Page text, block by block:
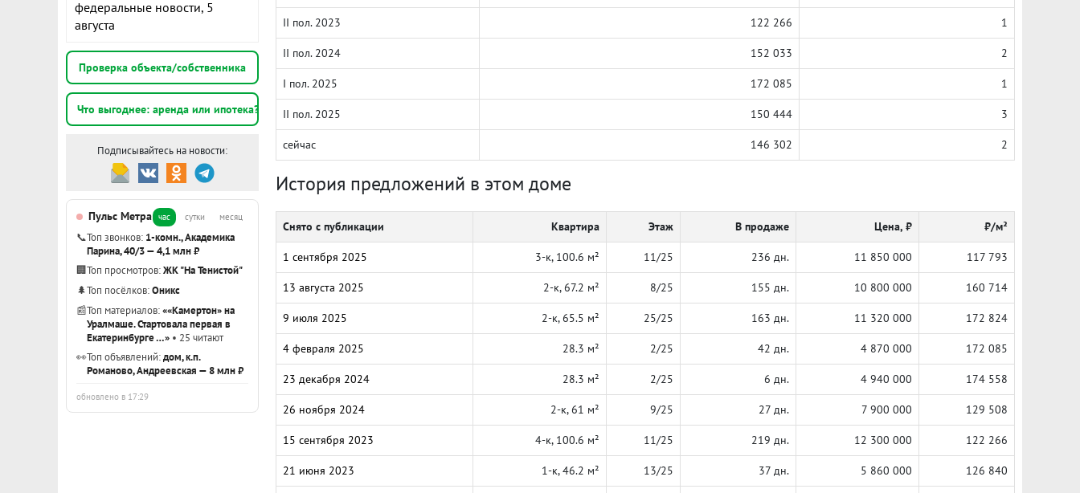
федеральные новости, 5
августа
Проверка объекта/собственника
Что выгоднее: аренда или ипотека?
Подписывайтесь на новости:
Пульс Метра час сутки месяц
📞Топ звонков: 1-комн., Академика
Парина, 40/3 — 4,1 млн ₽
🏢Топ просмотров:ЖК "На Тенистой"
🌲Топ посёлков:Оникс
📰Топ материалов:««Камертон» на
Уралмаше. Стартовала первая в
Екатеринбурге …» • 25 читают
👀Топ объявлений:дом, к.п.
Романово, Андреевская — 8 млн ₽
обновлено в 17:29
II пол. 2023 122 266 1
II пол. 2024 152 033 2
I пол. 2025 172 085 1
II пол. 2025 150 444 3
сейчас 146 302 2
История предложений в этом доме
Снято с публикации Квартира Этаж В продаже Цена, ₽ ₽/м²
1 сентября 2025 3-к, 100.6 м² 11/25 236 дн. 11 850 000 117 793
13 августа 2025 2-к, 67.2 м² 8/25 155 дн. 10 800 000 160 714
9 июля 2025 2-к, 65.5 м² 25/25 163 дн. 11 320 000 172 824
4 февраля 2025 28.3 м² 2/25 42 дн. 4 870 000 172 085
23 декабря 2024 28.3 м² 2/25 6 дн. 4 940 000 174 558
26 ноября 2024 2-к, 61 м² 9/25 27 дн. 7 900 000 129 508
15 сентября 2023 4-к, 100.6 м² 11/25 219 дн. 12 300 000 122 266
21 июня 2023 1-к, 46.2 м² 13/25 37 дн. 5 860 000 126 840